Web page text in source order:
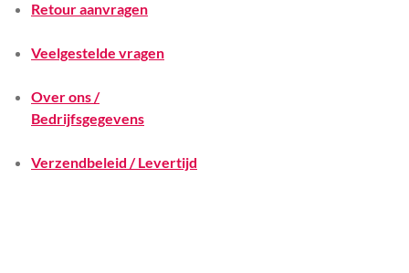
Retour aanvragen
Veelgestelde vragen
Over ons /
Bedrijfsgegevens
Verzendbeleid / Levertijd